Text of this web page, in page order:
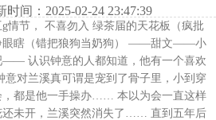
时间：2025-02-24 23:47:39
情节， 不喜勿入 绿茶届的天花板（疯批
眼瞎（错把狼狗当奶狗） ——甜文——小
认识钟意的人都知道，他有一个喜欢
意对兰溪真可谓是宠到了骨子里，小到穿
，都是他一手操办…… 本以为会一直这样
还未开，兰溪突然消失了…… 直到五年后